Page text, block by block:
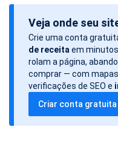
a
t
Veja onde seu
Crie uma conta
de receita em
rolam a página,
comprar — com
verificações de SEO e
Criar conta gratuita